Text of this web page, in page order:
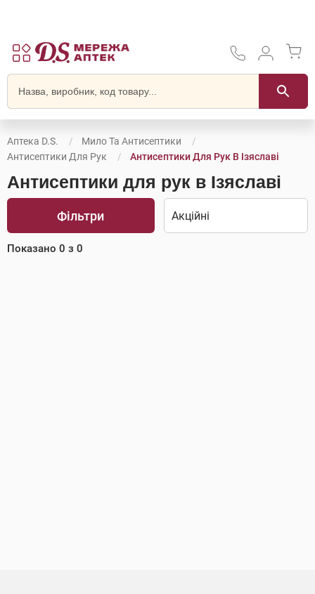
Аптека D.S.
Мило Та Антисептики
Антисептики Для Рук
Антисептики Для Рук В Ізяславі
Антисептики для рук в Ізяславі
Фільтри
Показано 0 з 0